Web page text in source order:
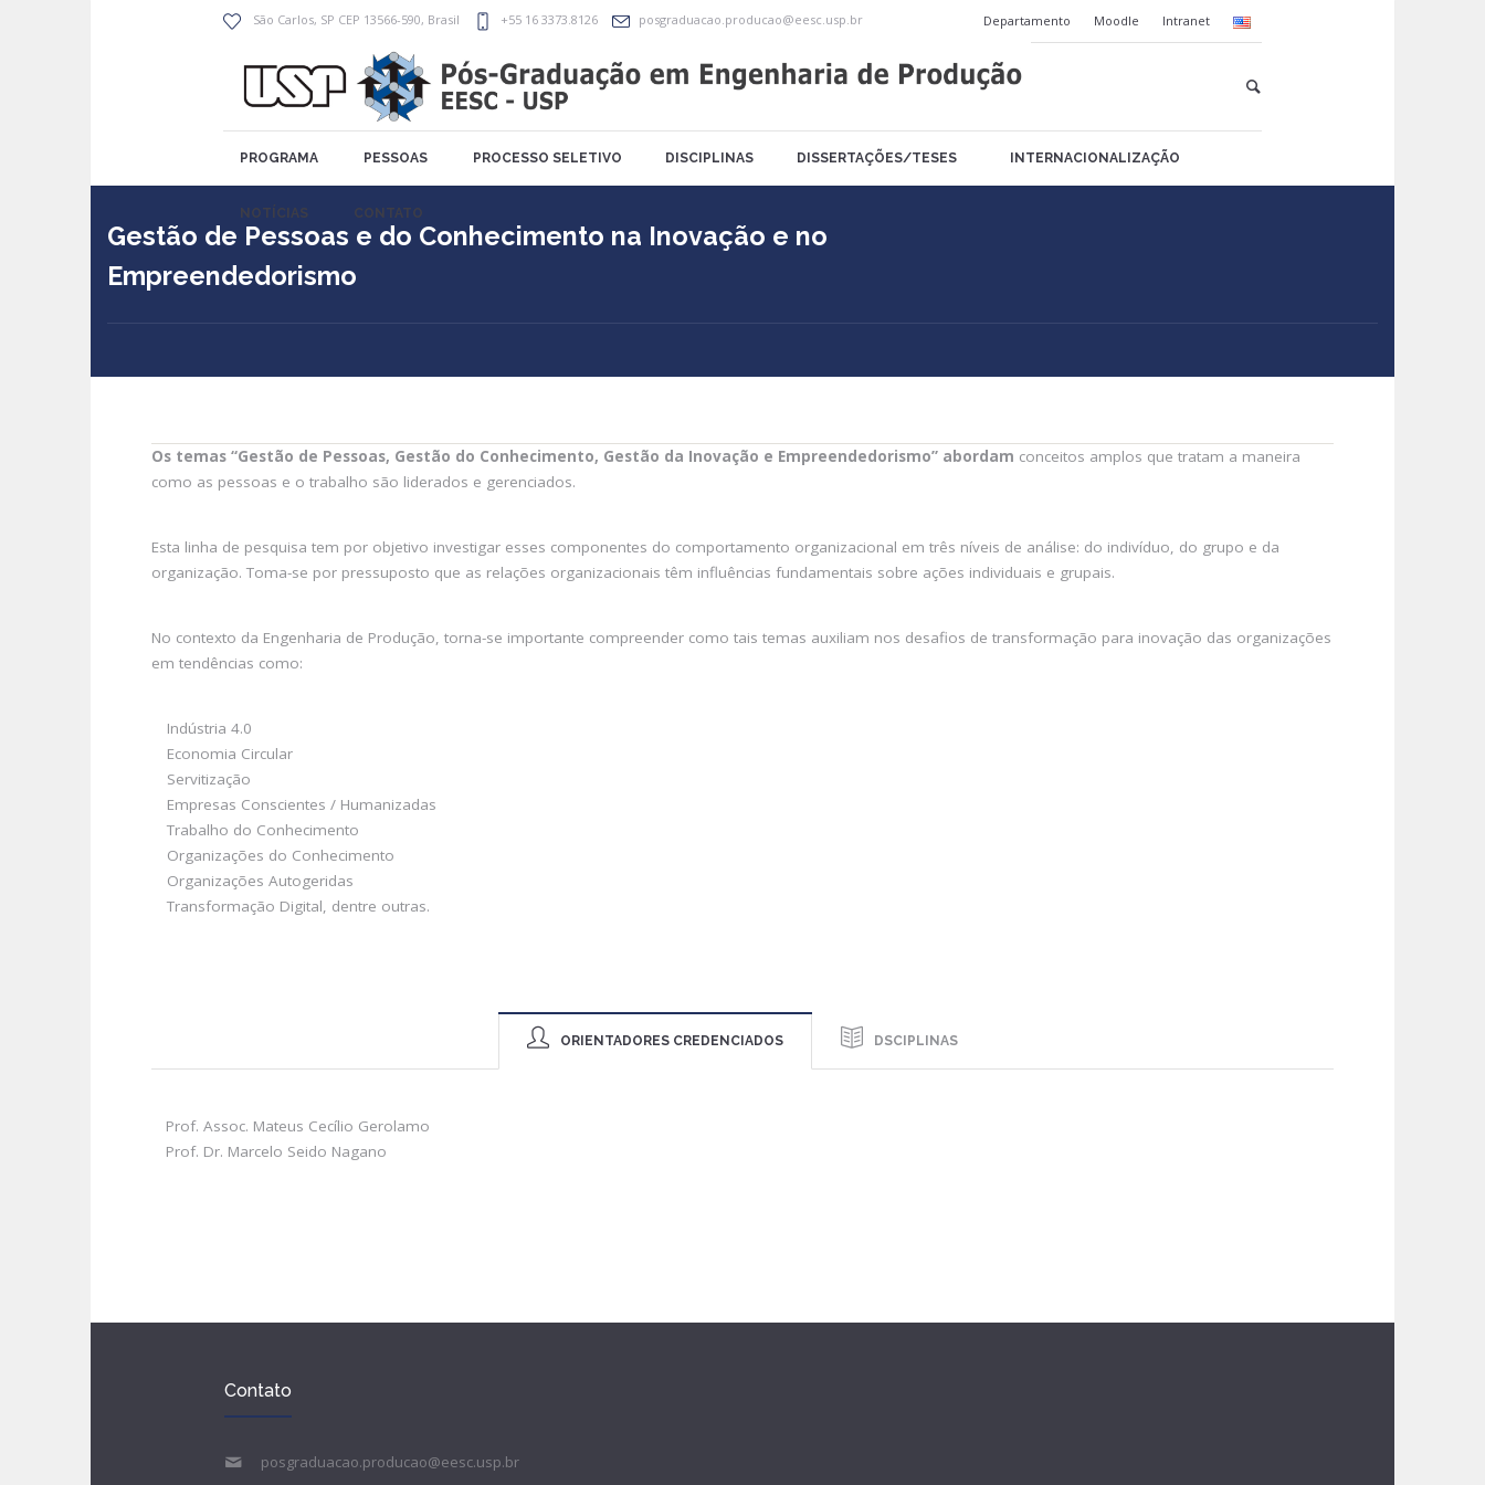
Departamento Moodle Intranet
São Carlos, SP CEP 13566-590, Brasil +55 16 3373.8126 posgraduacao.producao@eesc.usp.br
PROGRAMA PESSOAS PROCESSO SELETIVO DISCIPLINAS DISSERTAÇÕES/TESES INTERNACIONALIZAÇÃO
NOTÍCIAS CONTATO
Gestão de Pessoas e do Conhecimento na Inovação e no
Empreendedorismo
Os temas “Gestão de Pessoas, Gestão do Conhecimento, Gestão da Inovação e Empreendedorismo” abordam conceitos amplos que tratam a maneira
como as pessoas e o trabalho são liderados e gerenciados.
Esta linha de pesquisa tem por objetivo investigar esses componentes do comportamento organizacional em três níveis de análise: do indivíduo, do grupo e da
organização. Toma-se por pressuposto que as relações organizacionais têm influências fundamentais sobre ações individuais e grupais.
No contexto da Engenharia de Produção, torna-se importante compreender como tais temas auxiliam nos desafios de transformação para inovação das organizações
em tendências como:
Indústria 4.0
Economia Circular
Servitização
Empresas Conscientes / Humanizadas
Trabalho do Conhecimento
Organizações do Conhecimento
Organizações Autogeridas
Transformação Digital, dentre outras.
ORIENTADORES CREDENCIADOS DSCIPLINAS
Prof. Assoc. Mateus Cecílio Gerolamo
Prof. Dr. Marcelo Seido Nagano
Contato
posgraduacao.producao@eesc.usp.br